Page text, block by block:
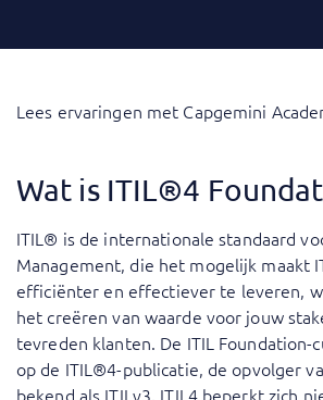
Lees ervaringen met Capgemini
Wat is ITIL®4
ITIL® is de internationale standaard
Management, die het mogelijk maakt
efficiënter en effectiever te leveren,
het creëren van waarde voor jouw
tevreden klanten. De ITIL Foundation-
op de ITIL®4-publicatie, de opvolger
bekend als ITILv3. ITIL4 beperkt zich